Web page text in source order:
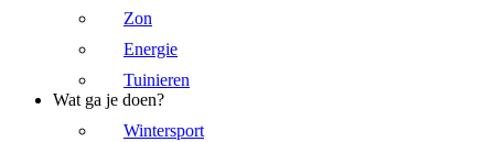
Zon
Energie
Tuinieren
Wat ga je doen?
Wintersport